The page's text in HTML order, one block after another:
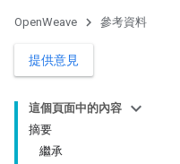
OpenWeave 參考資料
提供意見
這個頁面中的內容
摘要
繼承